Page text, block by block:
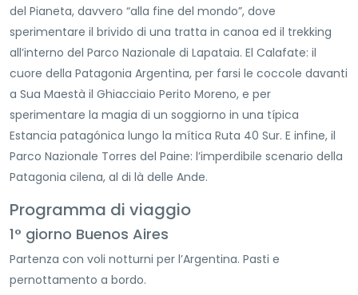
del Pianeta, davvero “alla fine del mondo”, dove
sperimentare il brivido di una tratta in canoa ed il trekking
all’interno del Parco Nazionale di Lapataia. El Calafate: il
cuore della Patagonia Argentina, per farsi le coccole davanti
a Sua Maestà il Ghiacciaio Perito Moreno, e per
sperimentare la magia di un soggiorno in una típica
Estancia patagónica lungo la mítica Ruta 40 Sur. E infine, il
Parco Nazionale Torres del Paine: l’imperdibile scenario della
Patagonia cilena, al di là delle Ande.
Programma di viaggio
1° giorno Buenos Aires
Partenza con voli notturni per l’Argentina. Pasti e
pernottamento a bordo.